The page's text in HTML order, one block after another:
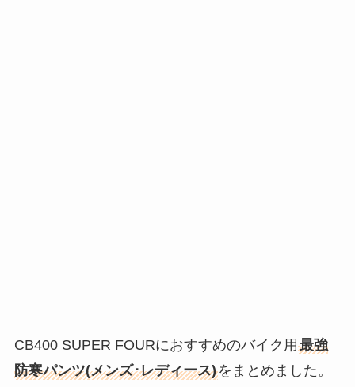
CB400 SUPER FOURにおすすめのバイク用 最強
防寒パンツ(メンズ･レディース)をまとめました。